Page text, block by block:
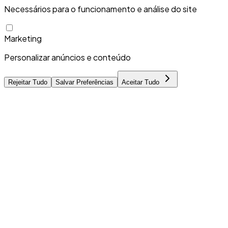
Necessários para o funcionamento e análise do site
Marketing
Personalizar anúncios e conteúdo
Rejeitar Tudo Salvar Preferências Aceitar Tudo